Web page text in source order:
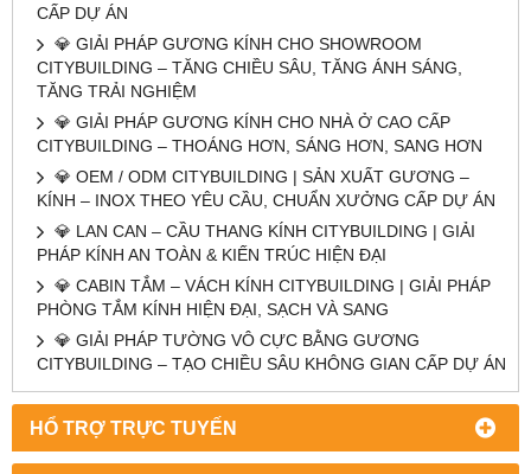
HỔ TRỢ TRỰC TUYẾN
CẤP DỰ ÁN
💎 GIẢI PHÁP GƯƠNG KÍNH CHO SHOWROOM
CITYBUILDING – TĂNG CHIỀU SÂU, TĂNG ÁNH SÁNG,
TĂNG TRẢI NGHIỆM
💎 GIẢI PHÁP GƯƠNG KÍNH CHO NHÀ Ở CAO CẤP
CITYBUILDING – THOÁNG HƠN, SÁNG HƠN, SANG HƠN
💎 OEM / ODM CITYBUILDING | SẢN XUẤT GƯƠNG –
KÍNH – INOX THEO YÊU CẦU, CHUẨN XƯỞNG CẤP DỰ ÁN
💎 LAN CAN – CẦU THANG KÍNH CITYBUILDING | GIẢI
PHÁP KÍNH AN TOÀN & KIẾN TRÚC HIỆN ĐẠI
💎 CABIN TẮM – VÁCH KÍNH CITYBUILDING | GIẢI PHÁP
PHÒNG TẮM KÍNH HIỆN ĐẠI, SẠCH VÀ SANG
💎 GIẢI PHÁP TƯỜNG VÔ CỰC BẰNG GƯƠNG
CITYBUILDING – TẠO CHIỀU SÂU KHÔNG GIAN CẤP DỰ ÁN